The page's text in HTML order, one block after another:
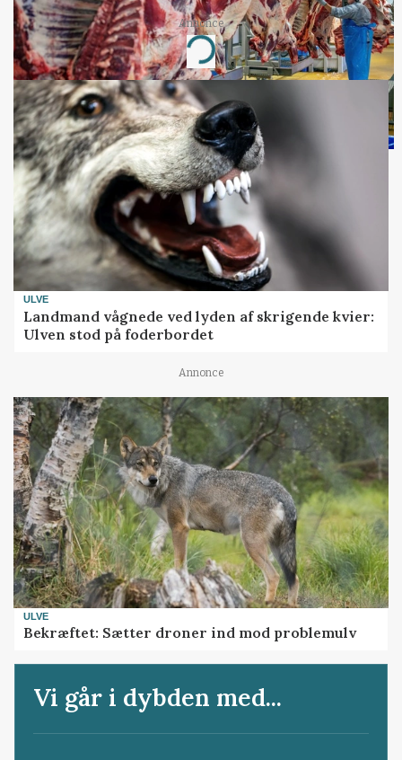
Annonce
Loading...
ULVE
Landmand vågnede ved lyden af skrigende kvier:
Ulven stod på foderbordet
Annonce
ULVE
Bekræftet: Sætter droner ind mod problemulv
Vi går i dybden med...